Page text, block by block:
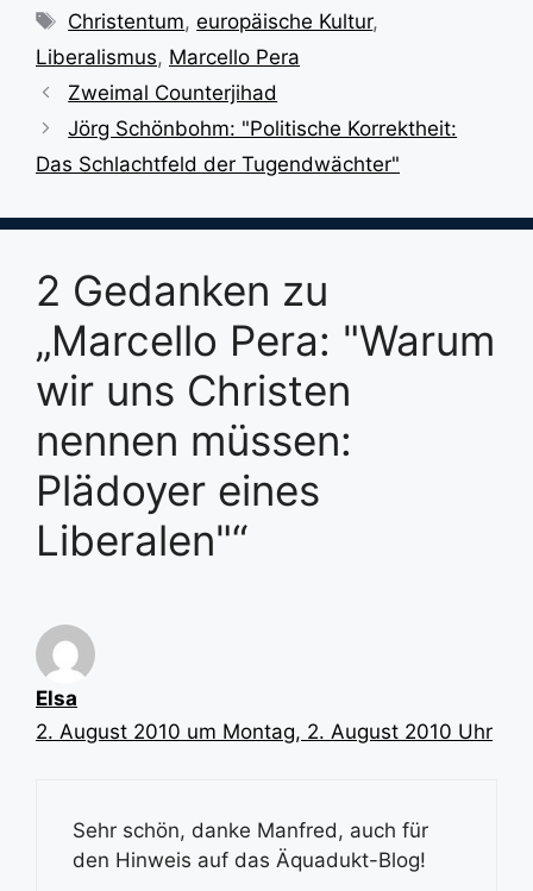
Schlagwörter
Christentum,europäische Kultur,
Liberalismus, Marcello Pera
Zweimal Counterjihad
Jörg Schönbohm: "Politische Korrektheit:
Das Schlachtfeld der Tugendwächter"
2 Gedanken zu
„Marcello Pera: "Warum
wir uns Christen
nennen müssen:
Plädoyer eines
Liberalen"“
Elsa
2. August 2010 um Montag, 2. August 2010 Uhr
Sehr schön, danke Manfred, auch für
den Hinweis auf das Äquadukt-Blog!